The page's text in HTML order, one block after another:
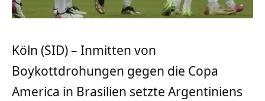
Köln (SID) – Inmitten von
Boykottdrohungen gegen die Copa
America in Brasilien setzte Argentiniens